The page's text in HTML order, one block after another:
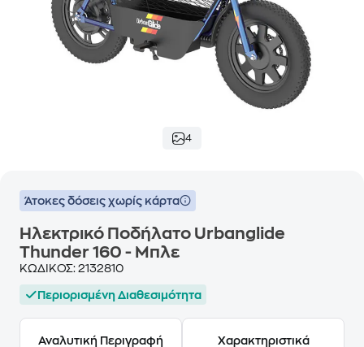
4
Άτοκες δόσεις χωρίς κάρτα
Ηλεκτρικό Ποδήλατο Urbanglide
Thunder 160 - Μπλε
ΚΩΔΙΚΟΣ: 2132810
Περιορισμένη Διαθεσιμότητα
Αναλυτική Περιγραφή Χαρακτηριστικά